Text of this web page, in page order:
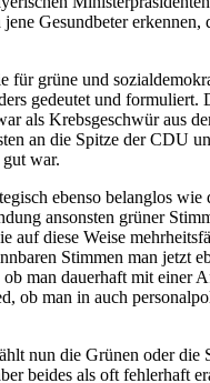
Gesundbeter
für grüne und
gedeutet und
als Krebsgeschwür aus
an die Spitze der
war.
ebenso belanglos
ansonsten grüner
auf diese Weise
Stimmen man jetzt
man dauerhaft mit einer
ob man in auch
nun die Grünen oder
beides als oft fehlerhaft